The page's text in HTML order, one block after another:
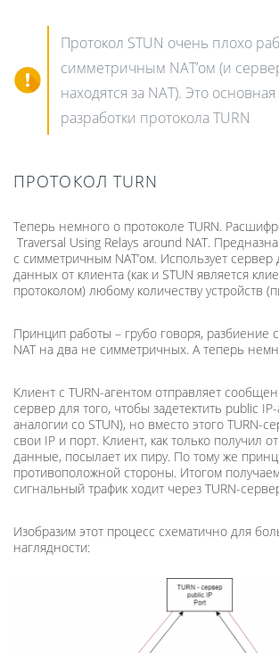
Протокол STUN очень плохо
симметричным NAT’ом (и
находятся за NAT). Это
разработки протокола TURN
ПРОТОКОЛ TURN
Теперь немного о протоколе TURN.
Traversal Using Relays around NAT.
с симметричным NAT’ом. Использует
данных от клиента (как и STUN является
протоколом) любому количеству устройств
Принцип работы – грубо говоря, разбиение
NAT на два не симметричных. А теперь
Клиент с TURN-агентом отправляет
сервер для того, чтобы задетектить public
аналогии со STUN), но вместо этого TURN-
свои IP и порт. Клиент, как только получил
данные, посылает их пиру. По тому же
противоположной стороны. Итогом
сигнальный трафик ходит через TURN-
Изобразим этот процесс схематично для
наглядности: